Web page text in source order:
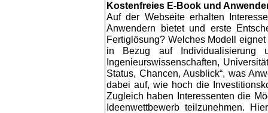
Kostenfreies E-Book und
Auf der Webseite erhalten
Anwendern bietet und erste
Fertiglösung? Welches Modell
in Bezug auf
Ingenieurswissenschaften,
Status, Chancen, Ausblick“, was
dabei auf, wie hoch die
Zugleich haben Interessenten die
Ideenwettbewerb teilzunehmen.